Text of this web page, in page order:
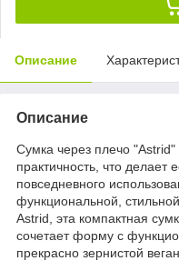
Описание
Описание
Сумка через плечо
практичность, что
повседневного
функциональной,
Astrid, эта компактная
сочетает форму с
прекрасно зернистой